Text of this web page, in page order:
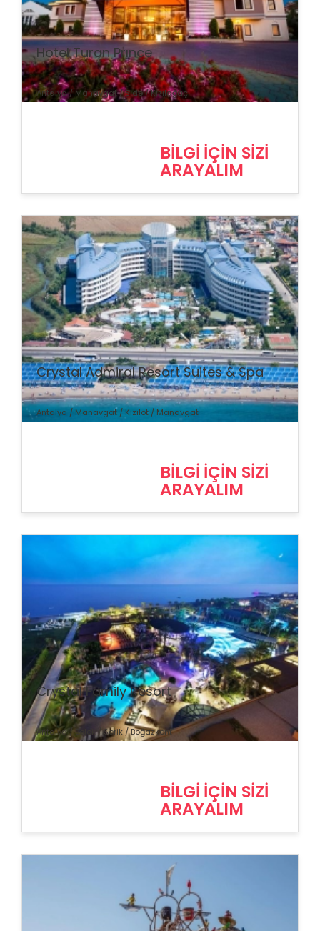
% İndirim
Hotel Turan Prınce
Antalya / Manavgat / Side / Kızılağaç
BİLGİ İÇİN SİZİ
ARAYALIM
% İndirim
Crystal Admiral Resort Suites & Spa
Antalya / Manavgat / Kızılot / Manavgat
BİLGİ İÇİN SİZİ
ARAYALIM
% İndirim
Crystal Family Resort
Antalya / Belek / Serik / Boğazkent
BİLGİ İÇİN SİZİ
ARAYALIM